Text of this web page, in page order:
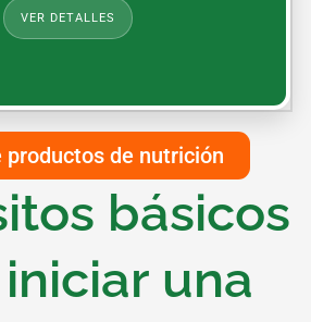
VER DETALLES
productos de nutrición
básicos
una